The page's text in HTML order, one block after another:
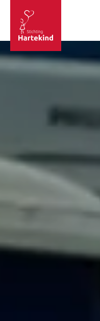
Sla navigatie over
Stichting
Hartekind